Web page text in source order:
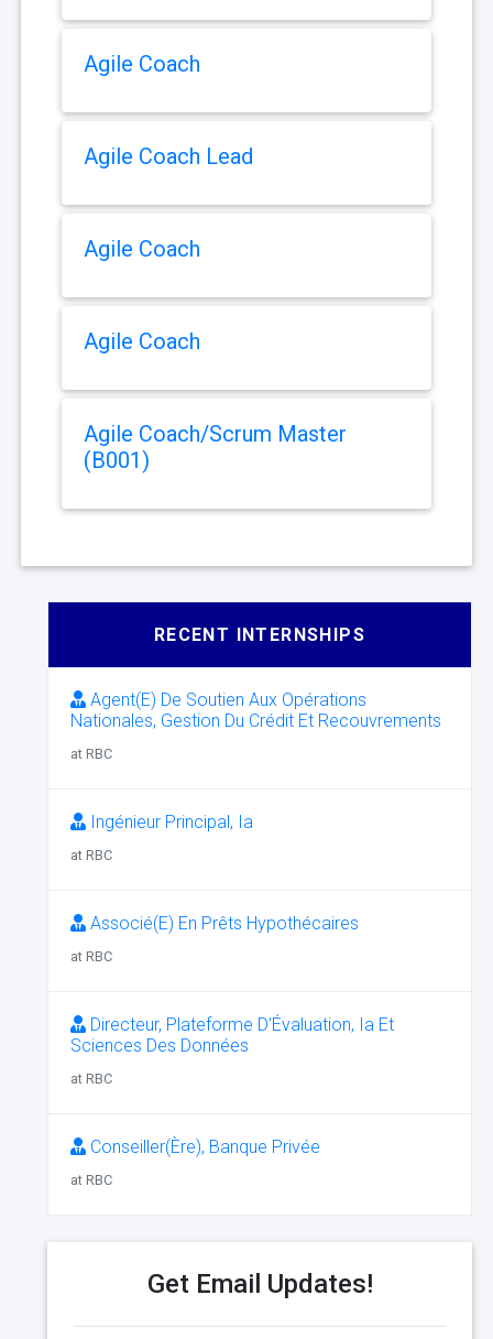
Agile Coach
Agile Coach Lead
Agile Coach
Agile Coach
Agile Coach/Scrum Master
(B001)
RECENT INTERNSHIPS
Agent(E) De Soutien Aux Opérations
Nationales, Gestion Du Crédit Et Recouvrements
at RBC
Ingénieur Principal, Ia
at RBC
Associé(E) En Prêts Hypothécaires
at RBC
Directeur, Plateforme D’Évaluation, Ia Et
Sciences Des Données
at RBC
Conseiller(Ère), Banque Privée
at RBC
Get Email Updates!